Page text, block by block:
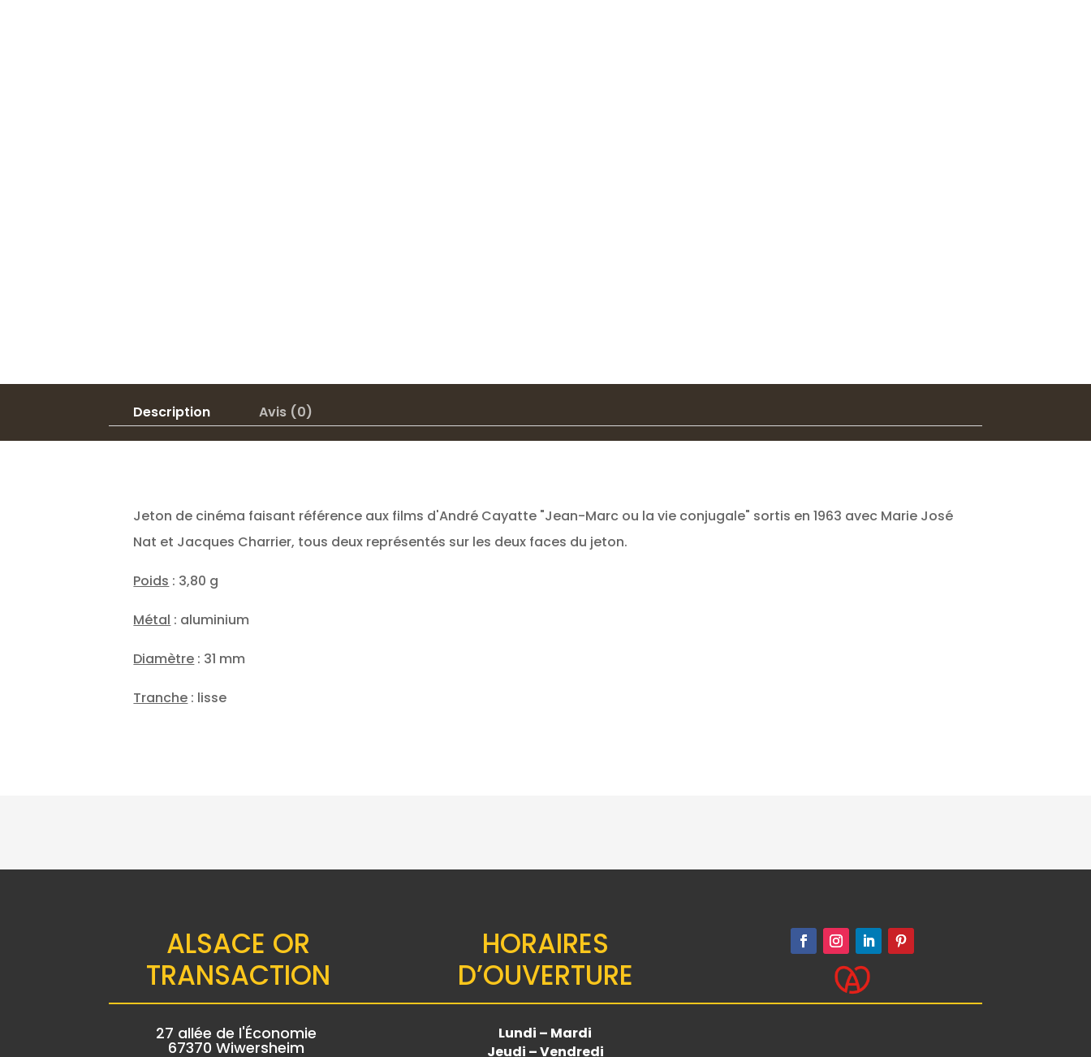
Description Avis (0)
Jeton de cinéma faisant référence aux films d'André Cayatte "Jean-Marc ou la vie conjugale" sortis en 1963 avec Marie José
Nat et Jacques Charrier, tous deux représentés sur les deux faces du jeton.
Poids : 3,80 g
Métal : aluminium
Diamètre : 31 mm
Tranche : lisse
ALSACE OR
TRANSACTION
HORAIRES
D’OUVERTURE
27 allée de l'Économie
67370 Wiwersheim
Lundi – Mardi
Jeudi – Vendredi